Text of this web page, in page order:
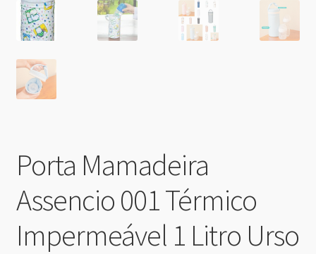
Porta Mamadeira
Assencio 001 Térmico
Impermeável 1 Litro Urso